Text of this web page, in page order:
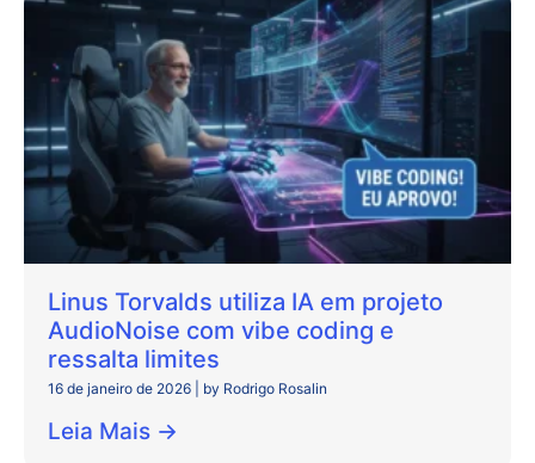
Linus Torvalds utiliza IA em projeto
AudioNoise com vibe coding e
ressalta limites
16 de janeiro de 2026 by Rodrigo Rosalin
Leia Mais →